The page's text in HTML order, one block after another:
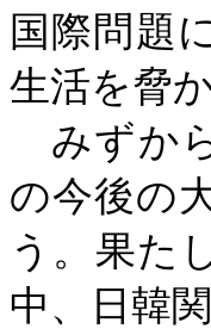
国際問題
生活を脅
みずか
の今後の
う。果た
中、日韓